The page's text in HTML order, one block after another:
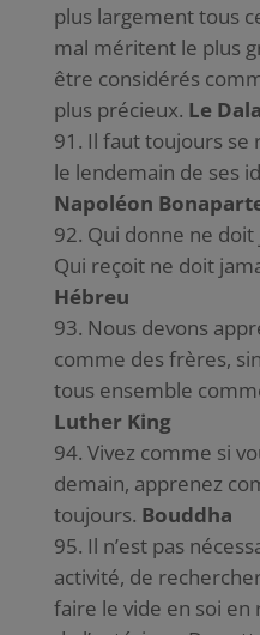
plus largement tous
mal méritent le plus
être considérés
plus précieux. Le
Il faut toujours se
le lendemain de ses
Napoléon
Qui donne ne doit
Qui reçoit ne doit
Hébreu
Nous devons
comme des frères,
tous ensemble
Luther King
Vivez comme si
demain, apprenez
toujours. Bouddha
Il n’est pas
activité, de
faire le vide en soi en